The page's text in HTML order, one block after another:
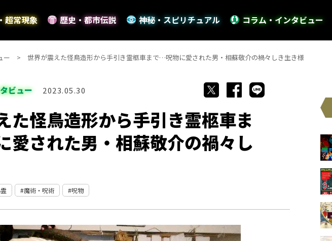
超常現象 歴史・都市伝説 神秘・スピリチュアル コラム・インタビュー
ー 世界が震えた怪鳥造形から手引き霊柩車まで…呪物に愛された男・相蘇敬介の禍々しき生き様
ビュー 2023.05.30
た怪鳥造形から手引き霊柩車ま
愛された男・相蘇敬介の禍々し
魔術・呪術 呪物